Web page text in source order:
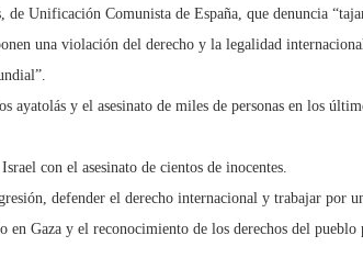
Unificación Comunista de España, que denuncia
una violación del derecho y la legalidad
ayatolás y el asesinato de miles de personas en los
con el asesinato de cientos de inocentes.
defender el derecho internacional y trabajar por
Gaza y el reconocimiento de los derechos del pueblo